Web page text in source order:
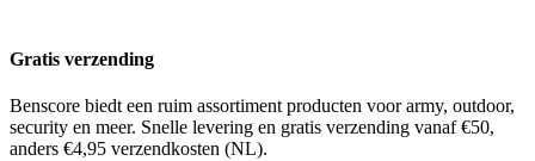
Gratis verzending
Benscore biedt een ruim assortiment producten voor army, outdoor,
security en meer. Snelle levering en gratis verzending vanaf €50,
anders €4,95 verzendkosten (NL).